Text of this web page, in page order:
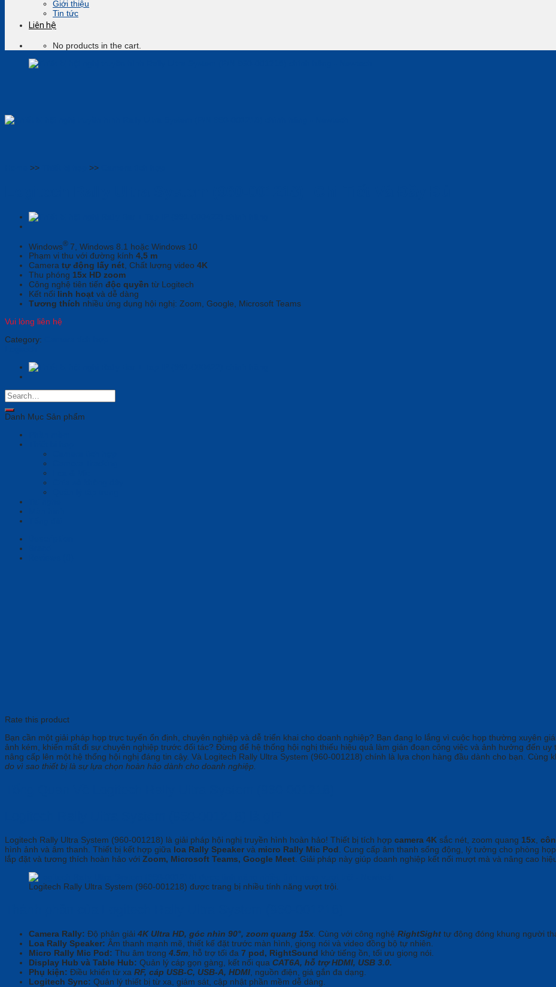
Giới thiệu
Tin tức
Liên hệ
No products in the cart.
>> >>
Windows® 7, Windows 8.1 hoặc Windows 10
Phạm vi thu với đường kính 4,5 m
Camera tự động lấy nét, Chất lượng video 4K
Thu phóng 15x HD zoom
Công nghệ tiên tiến độc quyền từ Logitech
Kết nối linh hoạt và dễ dàng
Tương thích nhiều ứng dụng hội nghị: Zoom, Google, Microsoft Teams
Vui lòng liên hệ
Category:
Danh Mục Sản phẩm
Rate this product
Bạn cần một giải pháp họp trực tuyến ổn định, chuyên nghiệp và dễ triển khai cho doanh nghiệp? Bạn đang lo lắng vì cuộc họp thường xuyên
ảnh kém, khiến mất đi sự chuyên nghiệp trước đối tác? Đừng để hệ thống hội nghị thiếu hiệu quả làm gián đoạn công việc và ảnh hưởng đến
nâng cấp lên một hệ thống hội nghị đáng tin cậy. Và Logitech Rally Ultra System (960-001218) chính là lựa chọn hàng đầu dành cho bạn. Cùng
do vì sao thiết bị là sự lựa chọn hoàn hảo dành cho doanh nghiệp.
Logitech Rally Ultra System (960-001218) là giải pháp hội nghị truyền hình hoàn hảo! Thiết bị tích hợp camera 4K sắc nét, zoom quang 15x,
hình ảnh và âm thanh. Thiết bị kết hợp giữa loa Rally Speaker và micro Rally Mic Pod. Cung cấp âm thanh sống động, lý tưởng cho phòng
lắp đặt và tương thích hoàn hảo với Zoom, Microsoft Teams, Google Meet. Giải pháp này giúp doanh nghiệp kết nối mượt mà và nâng cao
Logitech Rally Ultra System (960-001218) được trang bị nhiều tính năng vượt trội.
Camera Rally: Độ phân giải 4K Ultra HD, góc nhìn 90°, zoom quang 15x Cùng với công nghệ RightSight tự động đóng khung người
Loa Rally Speaker: Âm thanh mạnh mẽ, thiết kế đặt trước màn hình, giọng nói và video đồng bộ tự nhiên.
Micro Rally Mic Pod: Thu âm trong 4.5m , hỗ trợ tối đa 7 pod, RightSound khử tiếng ồn, tối ưu giọng nói.
Display Hub và Table Hub: Quản lý cáp gọn gàng, kết nối qua CAT6A, hỗ trợ HDMI, USB 3.0.
Phụ kiện: Điều khiển từ xa RF, cáp USB-C, USB-A, HDMI , nguồn điện, giá gắn đa dạng.
Logitech Sync: Quản lý thiết bị từ xa, giám sát, cập nhật phần mềm dễ dàng.